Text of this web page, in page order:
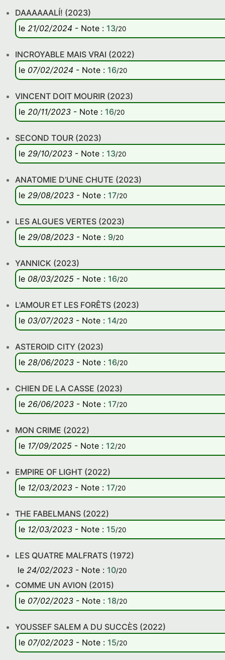
DAAAAAALÍ! (2023)
le 21/02/2024 - Note : 13/20
INCROYABLE MAIS VRAI (2022)
le 07/02/2024 - Note : 16/20
VINCENT DOIT MOURIR (2023)
le 20/11/2023 - Note : 16/20
SECOND TOUR (2023)
le 29/10/2023 - Note : 13/20
ANATOMIE D’UNE CHUTE (2023)
le 29/08/2023 - Note : 17/20
LES ALGUES VERTES (2023)
le 29/08/2023 - Note : 9/20
YANNICK (2023)
le 08/03/2025 - Note : 16/20
L'AMOUR ET LES FORÊTS (2023)
le 03/07/2023 - Note : 14/20
ASTEROID CITY (2023)
le 28/06/2023 - Note : 16/20
CHIEN DE LA CASSE (2023)
le 26/06/2023 - Note : 17/20
MON CRIME (2022)
le 17/09/2025 - Note : 12/20
EMPIRE OF LIGHT (2022)
le 12/03/2023 - Note : 17/20
THE FABELMANS (2022)
le 12/03/2023 - Note : 15/20
LES QUATRE MALFRATS (1972)
le 24/02/2023 - Note : 10/20
COMME UN AVION (2015)
le 07/02/2023 - Note : 18/20
YOUSSEF SALEM A DU SUCCÈS (2022)
le 07/02/2023 - Note : 15/20